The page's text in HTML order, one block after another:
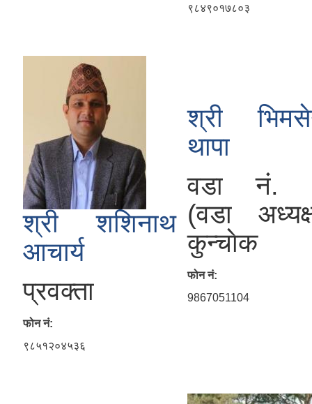
९८४९०१७८०३
श्री शशिनाथ
आचार्य
प्रवक्ता
फोन नं:
९८५१२०४५३६
श्री
थापा
वडा नं.
(वडा
कुन्चाेक
फोन नं:
9867051104